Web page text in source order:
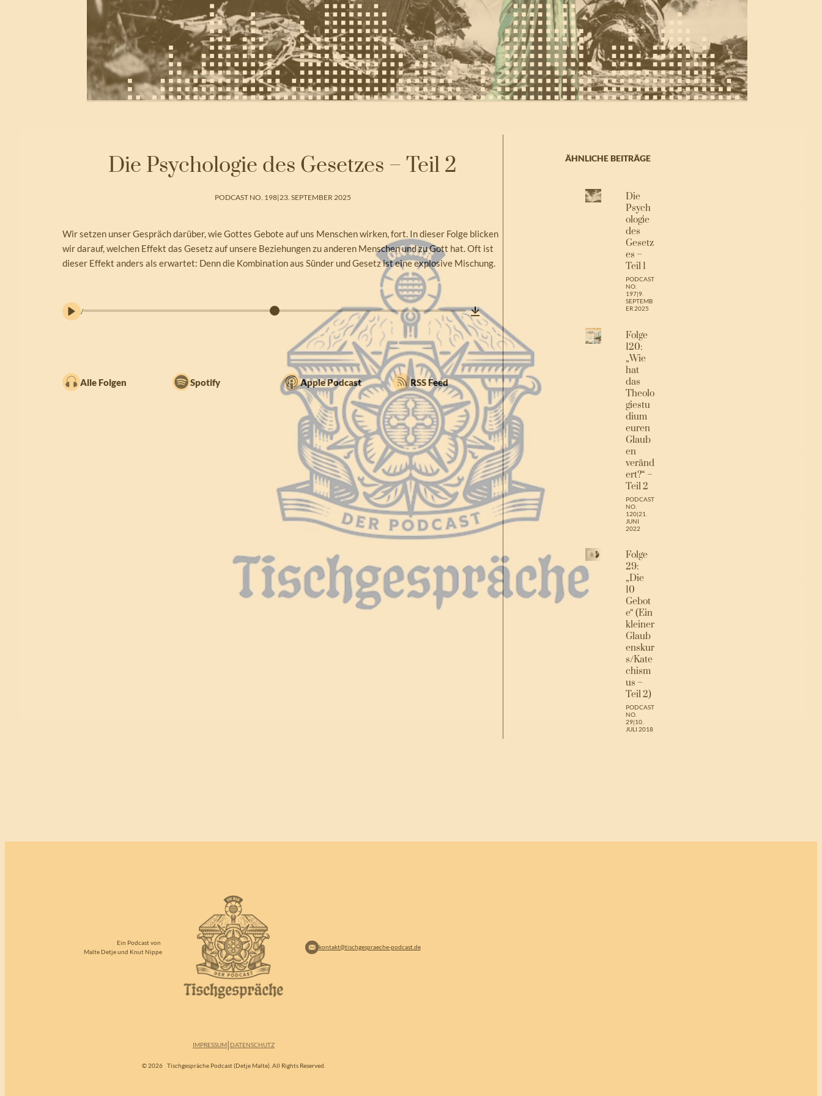
Die Psychologie des Gesetzes – Teil 2
PODCAST NO. 198|23. SEPTEMBER 2025
Wir setzen unser Gespräch darüber, wie Gottes Gebote auf uns Menschen wirken, fort. In dieser Folge blicken
wir darauf, welchen Effekt das Gesetz auf unsere Beziehungen zu anderen Menschen und zu Gott hat. Oft ist
dieser Effekt anders als erwartet: Denn die Kombination aus Sünder und Gesetz ist eine explosive Mischung.
/
Alle Folgen Spotify Apple Podcast RSS Feed
ÄHNLICHE BEITRÄGE
Die
Psych
ologie
des
Gesetz
es –
Teil 1
PODCAST
NO.
197|9.
SEPTEMB
ER 2025
Folge
120:
„Wie
hat
das
Theolo
giestu
dium
euren
Glaub
en
veränd
ert?“ –
Teil 2
PODCAST
NO.
120|21.
JUNI
2022
Folge
29:
„Die
10
Gebot
e“ (Ein
kleiner
Glaub
enskur
s/Kate
chism
us –
Teil 2)
PODCAST
NO.
29|10.
JULI 2018
Ein Podcast von
Malte Detje und Knut Nippe
kontakt@tischgespraeche-podcast.de
IMPRESSUM| DATENSCHUTZ
© 2026 Tischgespräche Podcast (Detje Malte). All Rights Reserved.